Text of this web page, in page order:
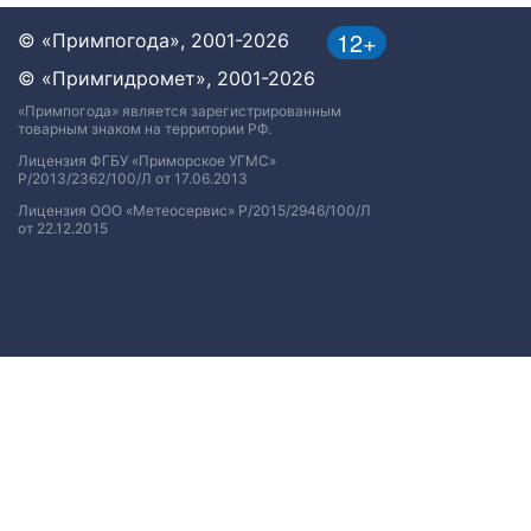
12+
© «Примпогода», 2001-2026
© «Примгидромет», 2001-2026
«Примпогода» является зарегистрированным
товарным знаком на территории РФ.
Лицензия ФГБУ «Приморское УГМС»
Р/2013/2362/100/Л от 17.06.2013
Лицензия ООО «Метеосервис» Р/2015/2946/100/Л
от 22.12.2015